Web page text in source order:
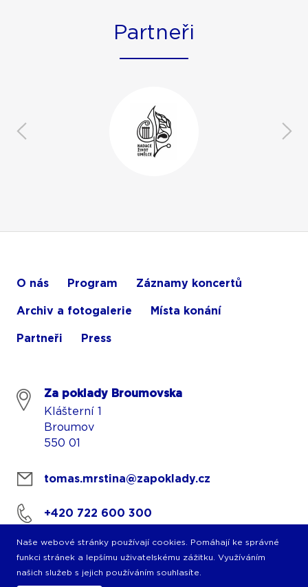
Partneři
O nás Program Záznamy koncertů
Archiv a fotogalerie Místa konání
Partneři Press
Za poklady Broumovska
Klášterní 1
Broumov
550 01
tomas.mrstina@zapoklady.cz
+420 722 600 300
Naše webové stránky používají cookies. Pomáhají ke správné
funkci stránek a lepšímu uživatelskému zážitku. Využíváním
našich služeb s jejich používáním souhlasíte.